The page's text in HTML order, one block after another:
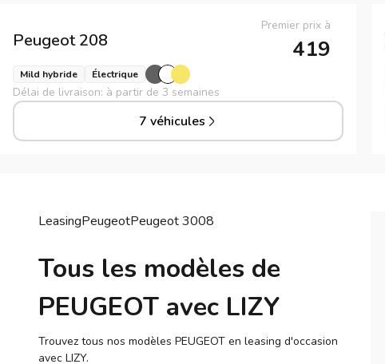
Peugeot 208
Premier prix à
419
Mild hybride Électrique
Délai de livraison: à partir de 3 semaines
7 véhicules
LeasingPeugeotPeugeot3008
Tous les modèles de
PEUGEOT avec LIZY
Trouvez tous nos modèles PEUGEOT en leasing d'occasion
avec LIZY.